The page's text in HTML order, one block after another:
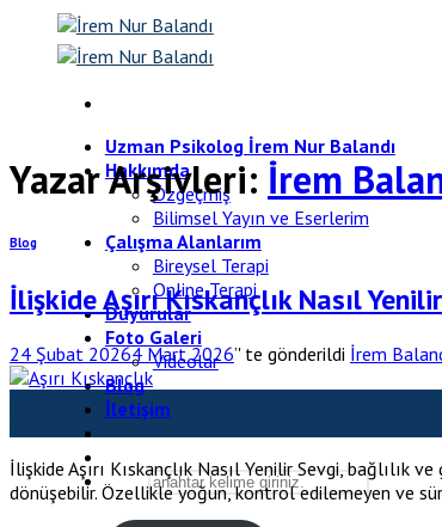
content
Uzman Psikolog İrem Nur Balandı
Hakkımda
Özgeçmiş
Bilimsel Yayın ve Eserlerim
Çalışma Alanlarım
Bireysel Terapi
Online Terapi
Duyurular
Foto Galeri
Videolar
Blog
İletişim
Yazar Arşivleri: İrem
Blog
İlişkide Aşırı Kıskançlık Nasıl Yenilir
24 Şubat 20264 Mart 2026’' te gönderildi İrem
İlişkide Aşırı Kıskançlık Nasıl Yenilir Sevgi,
dönüşebilir. Özellikle yoğun, kontrol edilemeyen ve